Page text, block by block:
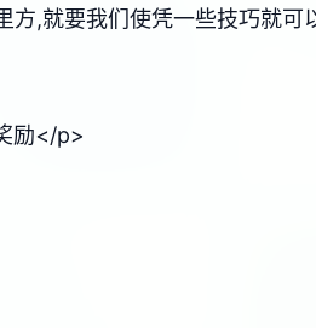
方,就要我们使凭一些技巧就
励</p>